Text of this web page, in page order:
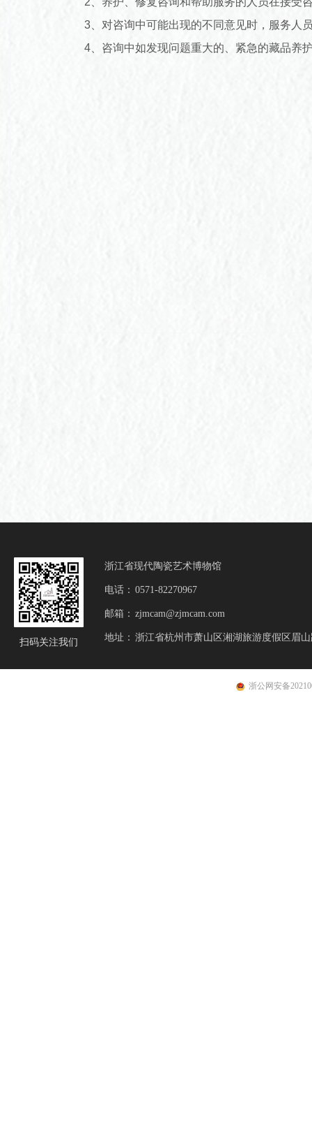
3、对咨询中可能出现的不同意见时，服务人
4、咨询中如发现问题重大的、紧急的藏品养护
浙江省现代陶瓷艺术博物馆
电话： 0571-82270967
邮箱： zjmcam@zjmcam.com
地址： 浙江省杭州市萧山区湘湖旅游度假区眉
扫码关注我们
浙公网安备